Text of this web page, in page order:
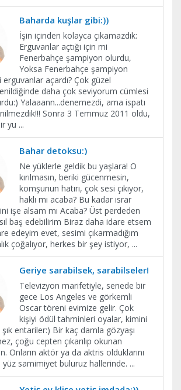
Baharda kuşlar gibi:))
İşin içinden kolayca çıkamazdık:
Erguvanlar açtığı için mi
Fenerbahçe şampiyon olurdu,
Yoksa Fenerbahçe şampiyon
açardı? Çok güzel
daha çok seviyorum cümlesi
Yalaaann...denemezdi, ama ispatı
Sonra 3 Temmuz 2011 oldu,
yu ...
Bahar detoksu:)
Ne yüklerle geldik bu yaşlara! O
kırılmasın, beriki gücenmesin,
komşunun hatırı, çok sesi çıkıyor,
haklı mı acaba? Bu kadar ısrar
işe alsam mı Acaba? Üst perdeden
baş edebilirim Biraz daha idare etsem
edeyim evet, sesimi çıkarmadığım
çoğalıyor, herkes bir şey istiyor, ...
Geriye sarabilsek, sarabilseler!
Televizyon marifetiyle, senede bir
gece Los Angeles ve görkemli
Oscar töreni evimize gelir. Çok
kişiyi ödül tahminleri oyalar, kimini
entariler:) Bir kaç damla gözyaşı
çoğu cepten çıkarılıp okunan
Onların aktör ya da aktris olduklarını
samimiyet buluruz hallerinde. ...